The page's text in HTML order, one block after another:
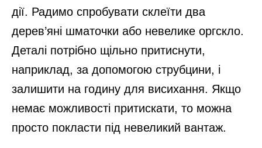
дії. Радимо спробувати склеїти два
дерев’яні шматочки або невелике оргскло.
Деталі потрібно щільно притиснути,
наприклад, за допомогою струбцини, і
залишити на годину для висихання. Якщо
немає можливості притискати, то можна
просто покласти під невеликий вантаж.